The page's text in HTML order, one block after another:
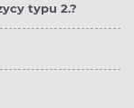
typu 2.?